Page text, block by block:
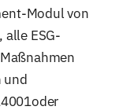
Modul von
alle ESG-
und